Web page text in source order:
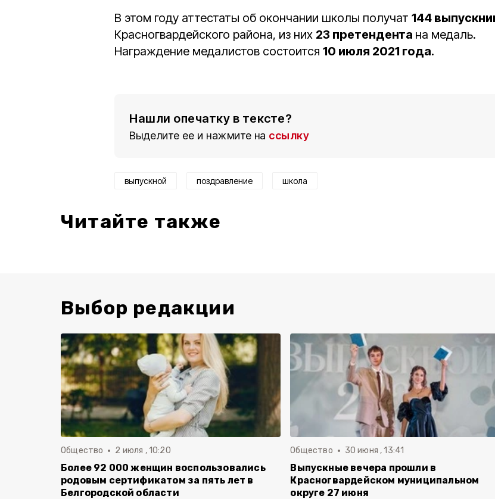
В этом году аттестаты об окончании школы получат 144
Красногвардейского района, из них 23 претендента на медаль.
Награждение медалистов состоится 10 июля 2021 года.
Нашли опечатку в тексте?
Выделите ее и нажмите на ссылку
выпускной поздравление школа
Читайте также
Выбор редакции
Общество 2 июля , 10:20
Более 92 000 женщин воспользовались
родовым сертификатом за пять лет в
Белгородской области
Общество 30 июня , 13:41
Выпускные вечера прошли в
Красногвардейском муниципальном
округе 27 июня